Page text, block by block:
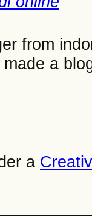
from
made a
a